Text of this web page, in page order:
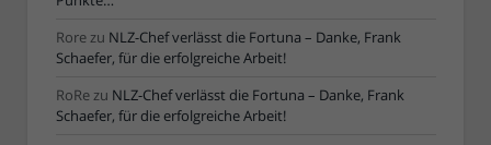
Rorezu NLZ-Chef verlässt die Fortuna – Danke, Frank
Schaefer, für die erfolgreiche Arbeit!
RoRezu NLZ-Chef verlässt die Fortuna – Danke, Frank
Schaefer, für die erfolgreiche Arbeit!